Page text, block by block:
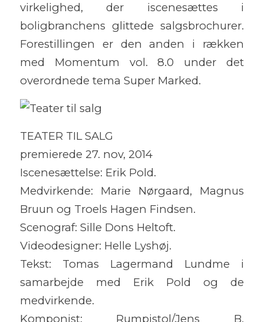
virkelighed, der iscenesættes i
boligbranchens glittede salgsbrochurer.
Forestillingen er den anden i rækken
med Momentum vol. 8.0 under det
overordnede tema Super Marked.
TEATER TIL SALG
premierede 27. nov, 2014
Iscenesættelse: Erik Pold.
Medvirkende: Marie Nørgaard, Magnus
Bruun og Troels Hagen Findsen.
Scenograf: Sille Dons Heltoft.
Videodesigner: Helle Lyshøj.
Tekst: Tomas Lagermand Lundme i
samarbejde med Erik Pold og de
medvirkende.
Komponist: Rumpistol/Jens B.